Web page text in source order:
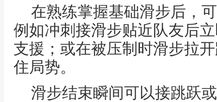
在熟练掌握基础滑步后，
例如冲刺接滑步贴近队友后
支援；或在被压制时滑步拉
住局势。
滑步结束瞬间可以接跳跃